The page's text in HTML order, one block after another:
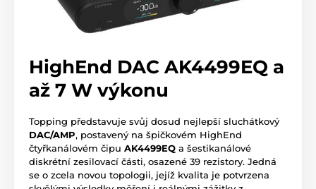
HighEnd DAC AK4499EQ a
až 7 W výkonu
Topping představuje svůj dosud nejlepší sluchátkový
DAC/AMP, postavený na špičkovém HighEnd
čtyřkanálovém čipu AK4499EQ a šestikanálové
diskrétní zesilovací části, osazené 39 rezistory. Jedná
se o zcela novou topologii, jejíž kvalita je potvrzena